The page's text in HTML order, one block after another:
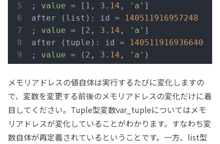
; value = [ 1 , 3 . 14 , 'a' ]
after (list): id =
140511916957248
; value = [ 2 , 3 . 14 , 'a' ]
after (tuple): id =
140511916936640
; value = ( 2 , 3 . 14 , 'a' )
メモリアドレスの値自体は実行するたびに変化しますの
で、変数を変更する前後のメモリアドレスの変化だけに着
目してください。Tuple型変数var_tupleについてはメモ
リアドレスが変化していることがわかります。すなわち変
数自体が再定義されているということです。一方、list型